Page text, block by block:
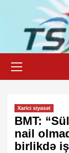
content
Menu
Xarici siyasət
BMT:
nail
birlikdə